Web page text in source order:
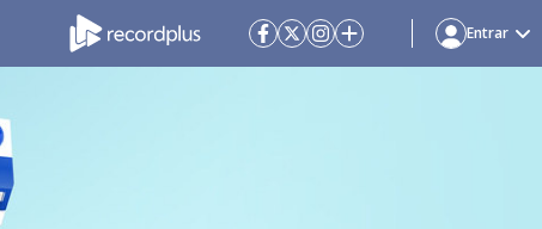
Entrar